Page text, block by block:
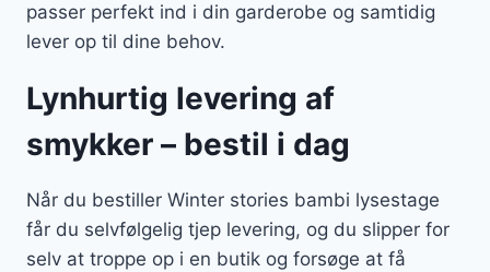
passer perfekt ind i din garderobe og samtidig
lever op til dine behov.
Lynhurtig levering af
smykker – bestil i dag
Når du bestiller Winter stories bambi lysestage
får du selvfølgelig tjep levering, og du slipper for
selv at troppe op i en butik og forsøge at få